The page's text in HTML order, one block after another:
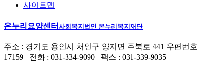
사이트맵
온누리요양센터 사회복지법인 온누리복지재단
주소 : 경기도 용인시 처인구 양지면 주북로 441 우편번호
17159 전화 : 031-334-9090 팩스 : 031-339-9035